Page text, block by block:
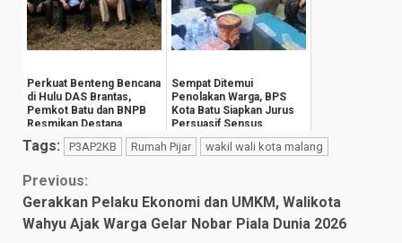
Perkuat Benteng Bencana
di Hulu DAS Brantas,
Pemkot Batu dan BNPB
Resmikan Destana
Giripurno
Sempat Ditemui
Penolakan Warga, BPS
Kota Batu Siapkan Jurus
Persuasif Sensus
Ekonomi 2026
Tags: P3AP2KB Rumah Pijar wakil wali kota malang
Continue
Reading
Previous:
Gerakkan Pelaku Ekonomi dan UMKM, Walikota
Wahyu Ajak Warga Gelar Nobar Piala Dunia 2026